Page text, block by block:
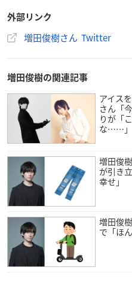
外部リンク
増田俊樹さん Twitter
増田俊樹の関連記事
アイス
さん「
りが「
な……」
増田俊
が引き
幸せ」
増田俊
で「ほ